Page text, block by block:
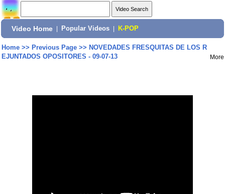
Video Home Popular Videos K-POP
Home>> Previous Page>> NOVEDADES FRESQUITAS DE LOS R
EJUNTADOS OPOSITORES - 09-07-13
More